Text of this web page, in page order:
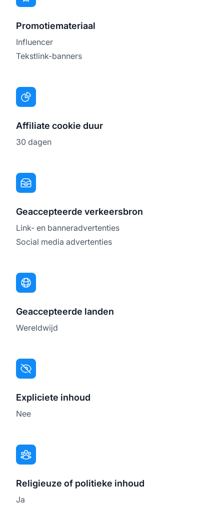
Promotiemateriaal
Influencer
Tekstlink-banners
Affiliate cookie duur
30 dagen
Geaccepteerde verkeersbron
Link- en banneradvertenties
Social media advertenties
Geaccepteerde landen
Wereldwijd
Expliciete inhoud
Nee
Religieuze of politieke inhoud
Ja